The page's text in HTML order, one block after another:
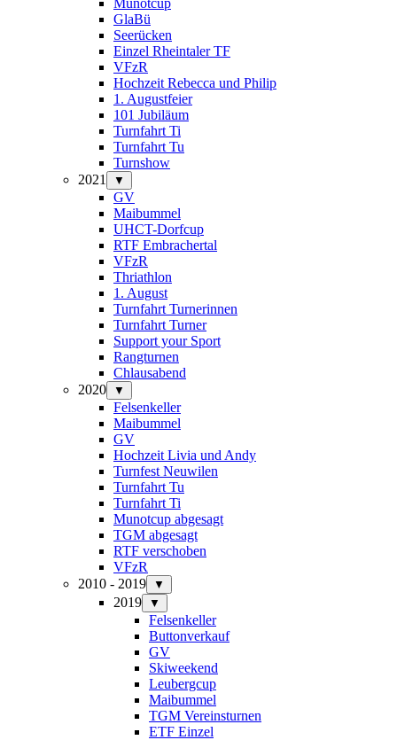
GlaBü
Seerücken
Einzel Rheintaler TF
VFzR
Hochzeit Rebecca und Philip
1. Augustfeier
101 Jubiläum
Turnfahrt Ti
Turnfahrt Tu
Turnshow
2021
▼
GV
Maibummel
UHCT-Dorfcup
RTF Embrachertal
VFzR
Thriathlon
1. August
Turnfahrt Turnerinnen
Turnfahrt Turner
Support your Sport
Rangturnen
Chlausabend
2020
▼
Felsenkeller
Maibummel
GV
Hochzeit Livia und Andy
Turnfest Neuwilen
Turnfahrt Tu
Turnfahrt Ti
Munotcup abgesagt
TGM abgesagt
RTF verschoben
VFzR
2010 - 2019
▼
2019 ▼
Felsenkeller
Buttonverkauf
GV
Skiweekend
Leubergcup
Maibummel
TGM Vereinsturnen
ETF Einzel